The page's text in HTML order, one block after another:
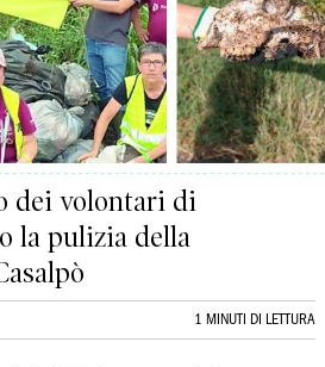
dei volontari di
la pulizia della
1 MINUTI DI LETTURA